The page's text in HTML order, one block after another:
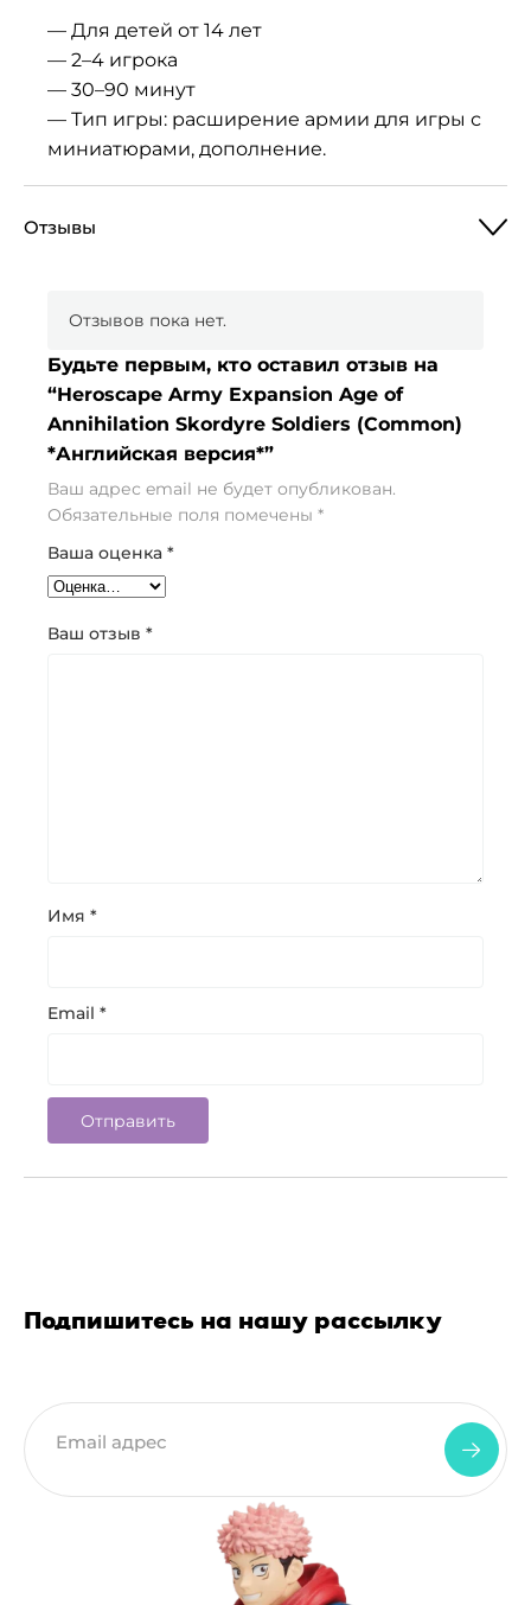
— Для детей от 14 лет
— 2–4 игрока
— 30–90 минут
— Тип игры: расширение армии для игры с
миниатюрами, дополнение.
Отзывы
Отзывов пока нет.
Будьте первым, кто оставил отзыв на
“Heroscape Army Expansion Age of
Annihilation Skordyre Soldiers (Common)
*Английская версия*”
Ваш адрес email не будет опубликован.
Обязательные поля помечены *
Ваша оценка *
Ваш отзыв *
Имя *
Email *
Подпишитесь на нашу рассылку